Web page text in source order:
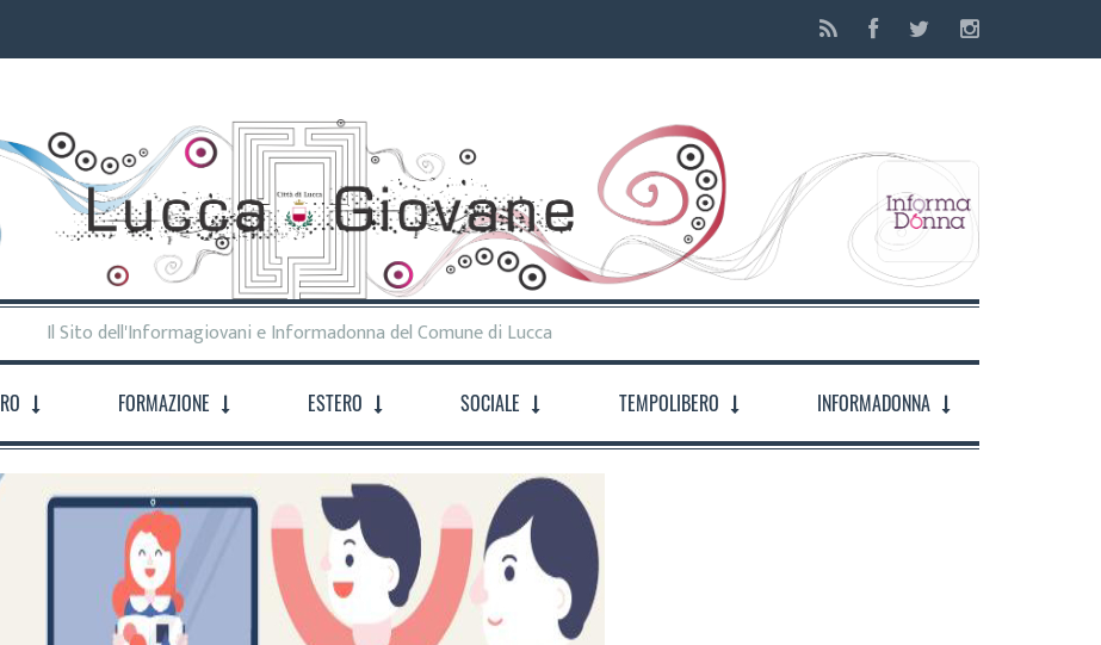
Il Sito dell'Informagiovani e Informadonna del Comune di Lucca
FORMAZIONE ESTERO SOCIALE TEMPOLIBERO INFORMADONNA